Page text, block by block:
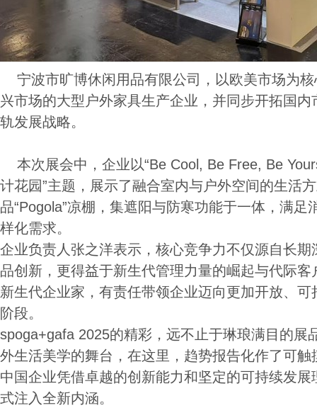
宁波市旷博休闲用品有限公司，以欧美市场为
兴市场的大型户外家具生产企业，并同步开拓国内
轨发展战略。
本次展会中，企业以“Be Cool, Be Free, Be
计花园”主题，展示了融合室内与户外空间的生活
品“Pogola”凉棚，集遮阳与防寒功能于一体，满足
样化需求。
企业负责人张之洋表示，核心竞争力不仅源自长
品创新，更得益于新生代管理力量的崛起与代际
新生代企业家，有责任带领企业迈向更加开放、
阶段。
spoga+gafa 2025的精彩，远不止于琳琅满目的展
外生活美学的舞台，在这里，趋势报告化作了可
中国企业凭借卓越的创新能力和坚定的可持续发
式注入全新内涵。